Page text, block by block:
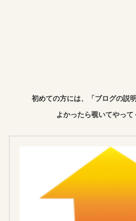
初めての方には、「ブログの説
よかったら覗いてやっ